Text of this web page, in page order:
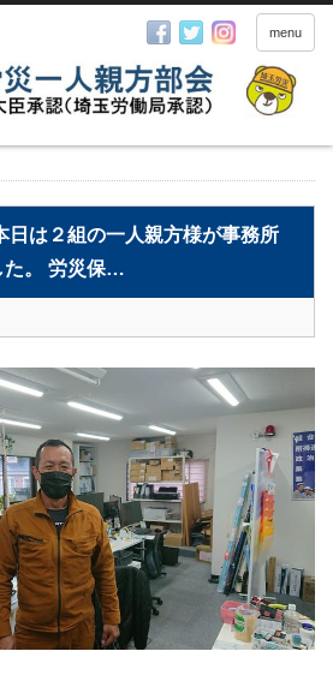
menu
日は２組の一人親方様が事務所
た。 労災保…